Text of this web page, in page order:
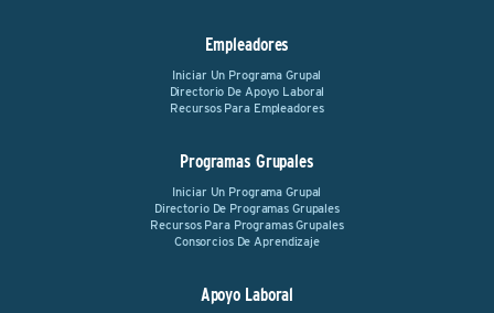
Empleadores
Iniciar Un Programa Grupal
Directorio De Apoyo Laboral
Recursos Para Empleadores
Programas Grupales
Iniciar Un Programa Grupal
Directorio De Programas Grupales
Recursos Para Programas Grupales
Consorcios De Aprendizaje
Apoyo Laboral